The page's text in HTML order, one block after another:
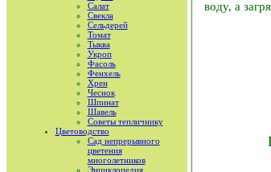
Салат
Свекла
Сельдерей
Томат
Тыква
Укроп
Фасоль
Фенхель
Хрен
Чеснок
Шпинат
Шавель
Советы тепличнику
Цветоводство
Сад непрерывного
цветения
многолетников
Энциклопедия
воду, а